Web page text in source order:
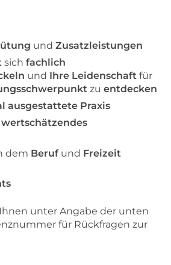
und Zusatzleistungen
sich fachlich
und Ihre Leidenschaft für
zu entdecken
ausgestattete Praxis
wertschätzendes
dem Beruf und Freizeit
unter Angabe der unten
für Rückfragen zur